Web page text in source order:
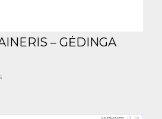
– GĖDINGA